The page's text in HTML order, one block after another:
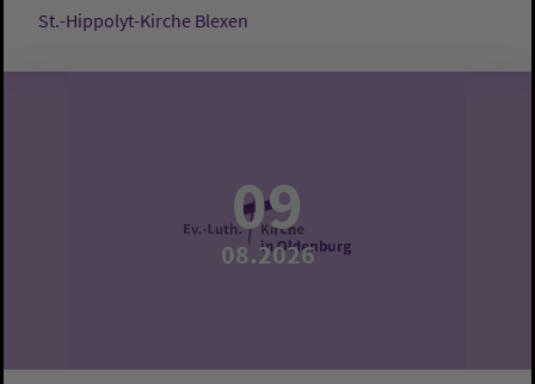
St.-Hippolyt-Kirche Blexen
09
08.2026